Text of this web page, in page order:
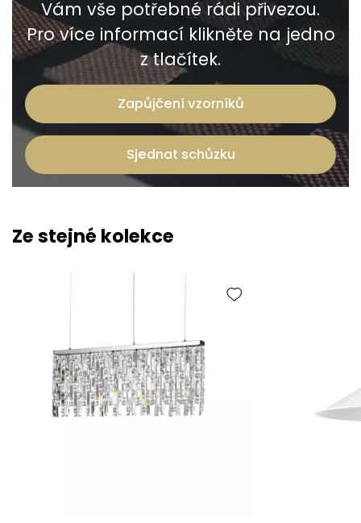
Vám vše potřebné rádi přivezou.
Pro více informací klikněte na jedno
z tlačítek.
Zapůjčení vzorníků
Sjednat schůzku
Ze stejné kolekce